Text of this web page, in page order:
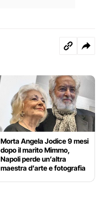
Morta Angela Jodice 9 mesi
dopo il marito Mimmo,
Napoli perde un’altra
maestra d’arte e fotografia